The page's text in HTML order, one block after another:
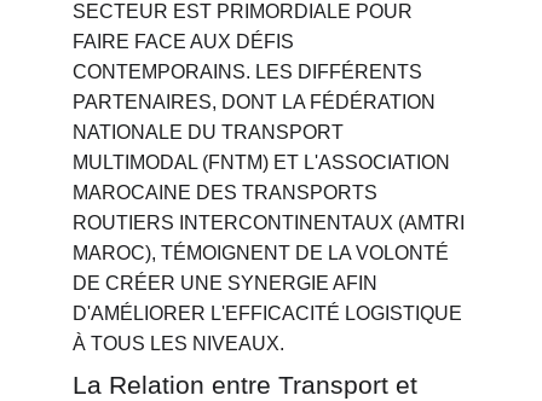
SECTEUR EST PRIMORDIALE POUR
FAIRE FACE AUX DÉFIS
CONTEMPORAINS. LES DIFFÉRENTS
PARTENAIRES, DONT LA FÉDÉRATION
NATIONALE DU TRANSPORT
MULTIMODAL (FNTM) ET L'ASSOCIATION
MAROCAINE DES TRANSPORTS
ROUTIERS INTERCONTINENTAUX (AMTRI
MAROC), TÉMOIGNENT DE LA VOLONTÉ
DE CRÉER UNE SYNERGIE AFIN
D'AMÉLIORER L'EFFICACITÉ LOGISTIQUE
À TOUS LES NIVEAUX.
La Relation entre Transport et